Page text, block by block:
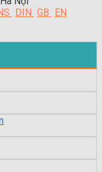
DIN GB EN